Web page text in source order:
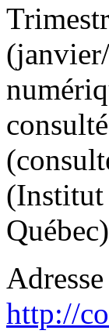
(Institut
http://